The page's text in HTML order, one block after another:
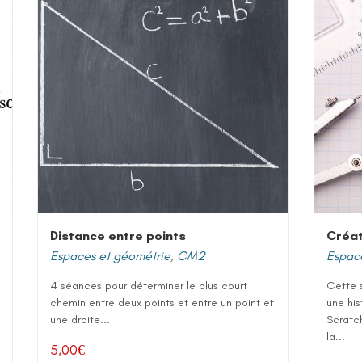
Distance entre points
Espaces et géométrie, CM2
4 séances pour déterminer le plus court
chemin entre deux points et entre un point et
une droite...
5,00€
Cette
une
la...